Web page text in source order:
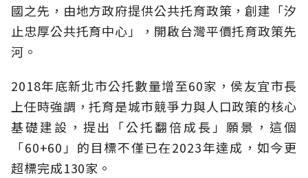
國之先，由地方政府提供公共托育政策，創建「汐
止忠厚公共托育中心」，開啟台灣平價托育政策先
河。
2018年底新北市公托數量增至60家，侯友宜市長
上任時強調，托育是城市競爭力與人口政策的核心
基礎建設，提出「公托翻倍成長」願景，這個
「60+60」的目標不僅已在2023年達成，如今更
超標完成130家。